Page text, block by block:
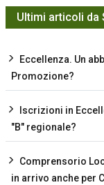
Ultimi articoli da
Eccellenza. Un
Promozione?
Iscrizioni in
"B" regionale?
Comprensorio
in arrivo anche per